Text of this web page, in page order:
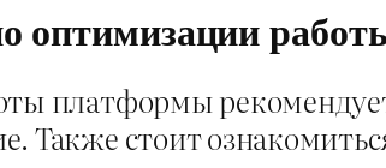
оптимизации
платформы
Также стоит